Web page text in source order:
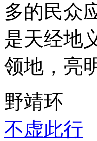
多的民众
是天经地
领地，亮
野靖环
不虚此行